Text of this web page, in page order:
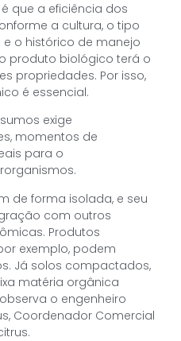
que a eficiência dos
a cultura, o tipo
o histórico de manejo
produto biológico terá o
propriedades. Por isso,
é essencial.
exige
momentos de
para o
de forma isolada, e seu
com outros
Produtos
exemplo, podem
Já solos compactados,
matéria orgânica
o engenheiro
Coordenador Comercial